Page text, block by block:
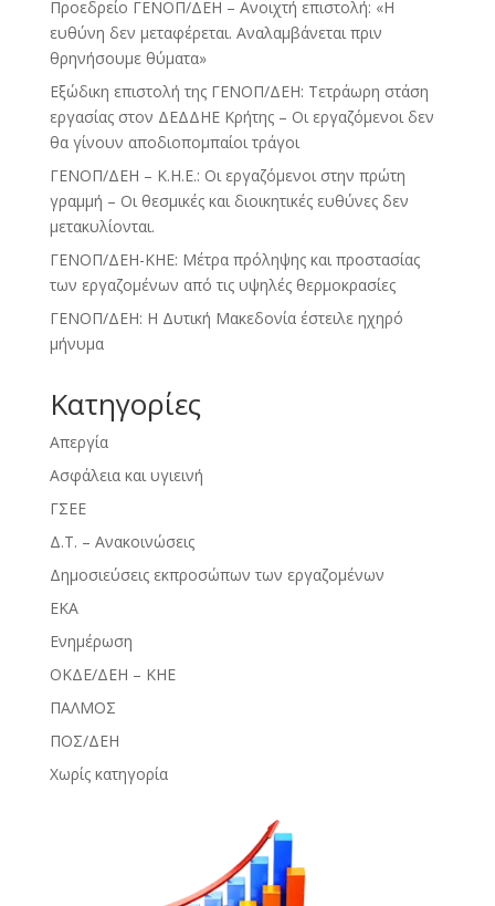
Προεδρείο ΓΕΝΟΠ/ΔΕΗ – Ανοιχτή επιστολή: «Η
ευθύνη δεν μεταφέρεται. Αναλαμβάνεται πριν
θρηνήσουμε θύματα»
Εξώδικη επιστολή της ΓΕΝΟΠ/ΔΕΗ: Τετράωρη στάση
εργασίας στον ΔΕΔΔΗΕ Κρήτης – Οι εργαζόμενοι δεν
θα γίνουν αποδιοπομπαίοι τράγοι
ΓΕΝΟΠ/ΔΕΗ – Κ.Η.Ε.: Οι εργαζόμενοι στην πρώτη
γραμμή – Οι θεσμικές και διοικητικές ευθύνες δεν
μετακυλίονται.
ΓΕΝΟΠ/ΔΕΗ-ΚΗΕ: Μέτρα πρόληψης και προστασίας
των εργαζομένων από τις υψηλές θερμοκρασίες
ΓΕΝΟΠ/ΔΕΗ: Η Δυτική Μακεδονία έστειλε ηχηρό
μήνυμα
Kατηγορίες
Απεργία
Ασφάλεια και υγιεινή
ΓΣΕΕ
Δ.Τ. – Ανακοινώσεις
Δημοσιεύσεις εκπροσώπων των εργαζομένων
ΕΚΑ
Ενημέρωση
ΟΚΔΕ/ΔΕΗ – ΚΗΕ
ΠΑΛΜΟΣ
ΠΟΣ/ΔΕΗ
Χωρίς κατηγορία